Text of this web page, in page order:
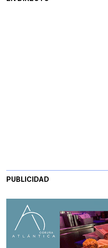
PUBLICIDAD